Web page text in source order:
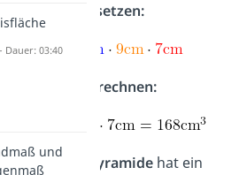
Angaben einsetzen:
Ergebnis ausrechnen:
vierseitige Pyramidehat ein
Dauer: 03:40
und